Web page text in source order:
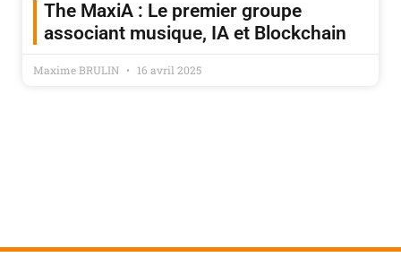
The MaxiA : Le premier groupe
associant musique, IA et Blockchain
Maxime BRULIN 16 avril 2025